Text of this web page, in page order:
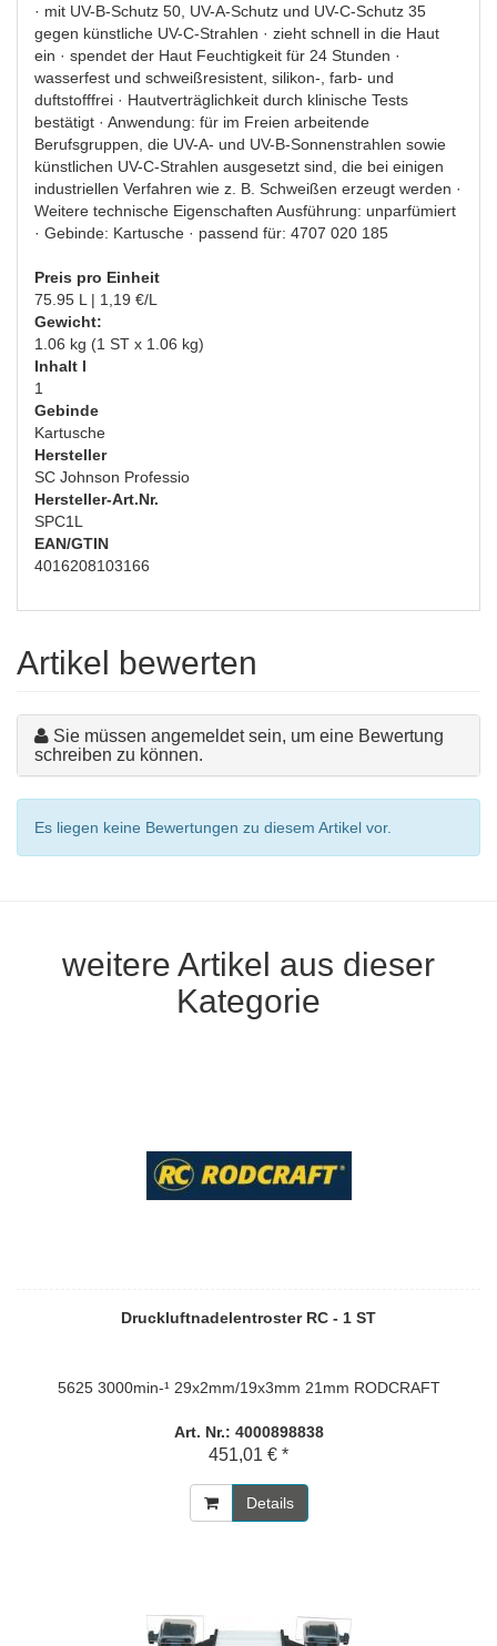
· mit UV-B-Schutz 50, UV-A-Schutz und UV-C-Schutz 35
gegen künstliche UV-C-Strahlen · zieht schnell in die Haut
ein · spendet der Haut Feuchtigkeit für 24 Stunden ·
wasserfest und schweißresistent, silikon-, farb- und
duftstofffrei · Hautverträglichkeit durch klinische Tests
bestätigt · Anwendung: für im Freien arbeitende
Berufsgruppen, die UV-A- und UV-B-Sonnenstrahlen sowie
künstlichen UV-C-Strahlen ausgesetzt sind, die bei einigen
industriellen Verfahren wie z. B. Schweißen erzeugt werden ·
Weitere technische Eigenschaften Ausführung: unparfümiert
· Gebinde: Kartusche · passend für: 4707 020 185
Preis pro Einheit
75.95 L | 1,19 €/L
Gewicht:
1.06 kg (1 ST x 1.06 kg)
Inhalt l
1
Gebinde
Kartusche
Hersteller
SC Johnson Professio
Hersteller-Art.Nr.
SPC1L
EAN/GTIN
4016208103166
Artikel bewerten
Sie müssen angemeldet sein, um eine Bewertung
schreiben zu können.
Es liegen keine Bewertungen zu diesem Artikel vor.
weitere Artikel aus dieser
Kategorie
Druckluftnadelentroster RC - 1 ST
5625 3000min-¹ 29x2mm/19x3mm 21mm RODCRAFT
Art. Nr.: 4000898838
451,01 € *
Details